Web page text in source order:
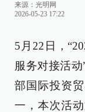
来源：光明网
2026-05-23 17:22
5月22日，
服务对接活
部国际投资
一，本次活